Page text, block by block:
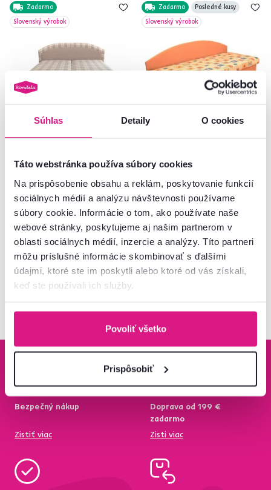
Súhlas Detaily O cookies
Táto webstránka používa súbory cookies
Na prispôsobenie obsahu a reklám, poskytovanie funkcií
sociálnych médií a analýzu návštevnosti používame
súbory cookie. Informácie o tom, ako používate naše
webové stránky, poskytujeme aj našim partnerom v
oblasti sociálnych médií, inzercie a analýzy. Títo partneri
môžu príslušné informácie skombinovať s ďalšími
údajmi, ktoré ste im poskytli alebo ktoré od vás získali,
keď ste používali ich služby.
Povoliť všetko
Prispôsobiť
Zadarmo
Slovenský výrobok
4,4 1
karo, 180x200, LUCIA
802 €
Zadarmo
Posledné kusy
Slovenský výrobok
molitánovým matracom,
335 €
Pozreli ste6produktov z6
Bezpečný nákup
Zistiť viac
Doprava od 199 €
zadarmo
Zisti viac